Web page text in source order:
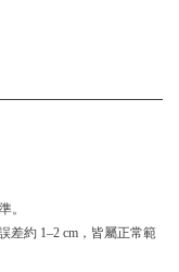
。
差約 1–2 cm，皆屬正常範